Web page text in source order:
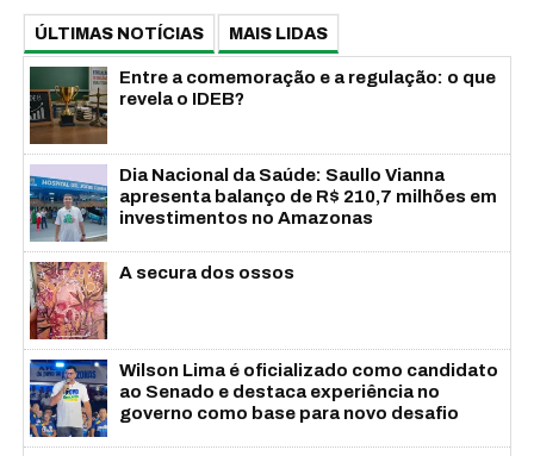
ÚLTIMAS NOTÍCIAS MAIS LIDAS
Entre a comemoração e a regulação: o que
revela o IDEB?
Dia Nacional da Saúde: Saullo Vianna
apresenta balanço de R$ 210,7 milhões em
investimentos no Amazonas
A secura dos ossos
Wilson Lima é oficializado como candidato
ao Senado e destaca experiência no
governo como base para novo desafio